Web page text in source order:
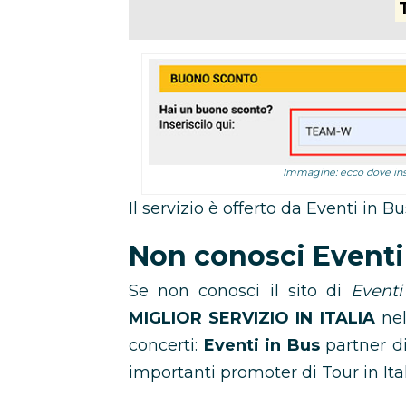
Immagine: ecco dove
Il servizio è offerto da Eventi in
Non conosci
Se non conosci il sito di
MIGLIOR SERVIZIO IN ITALIA
concerti: Eventi in Buspartner
importanti promoter di Tour in